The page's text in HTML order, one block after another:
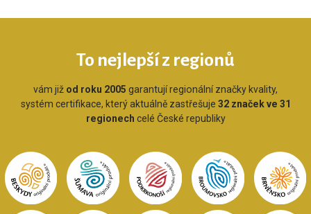
To nejlepší z regionů
vám již od roku 2005 garantují regionální značky kvality,
systém certifikace, který aktuálně zastřešuje 32 značek ve 31
regionech celé České republiky